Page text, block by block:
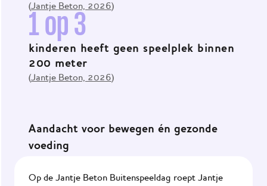
(Jantje Beton, 2026)
1 op 3
kinderen heeft geen speelplek binnen
200 meter
(Jantje Beton, 2026)
Aandacht voor bewegen én gezonde
voeding
Op de Jantje Beton Buitenspeeldag roept Jantje